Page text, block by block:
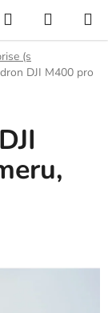
Hledat
KOŠÍK
(s
DJI M400 pro